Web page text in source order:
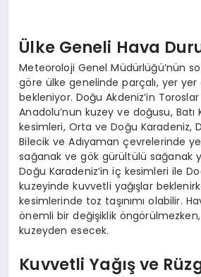
Ülke Geneli Hava
Meteoroloji Genel Müdürlüğü’nün
göre ülke genelinde parçalı, yer
bekleniyor. Doğu Akdeniz’in
Anadolu’nun kuzey ve doğusu, Batı
kesimleri, Orta ve Doğu Karadeniz,
Bilecik ve Adıyaman çevrelerinde
sağanak ve gök gürültülü sağanak
Doğu Karadeniz’in iç kesimleri ile
kuzeyinde kuvvetli yağışlar
kesimlerinde toz taşınımı olabilir.
önemli bir değişiklik
kuzeyden esecek.
Kuvvetli Yağış ve